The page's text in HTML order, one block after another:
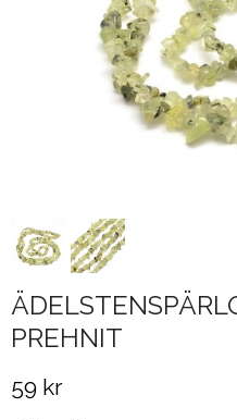
PREHNIT
59 kr